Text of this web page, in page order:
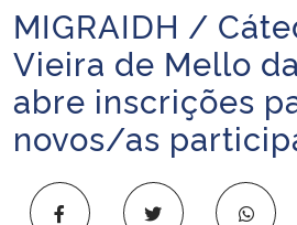
Ministério da Infraestrutura
Ministério da Agricultura, Pecuária e
Ministério da Educação
Ministério da Cidadania
Início do conteúdo
MIGRAIDH /
Vieira de Mello
abre inscrições
novos/as